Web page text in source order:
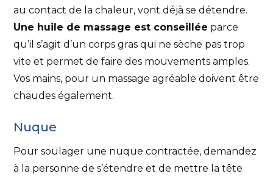
au contact de la chaleur, vont déjà se détendre.
Une huile de massage est conseillée parce
qu’il s’agit d’un corps gras qui ne sèche pas trop
vite et permet de faire des mouvements amples.
Vos mains, pour un massage agréable doivent être
chaudes également.
Nuque
Pour soulager une nuque contractée, demandez
à la personne de s’étendre et de mettre la tête